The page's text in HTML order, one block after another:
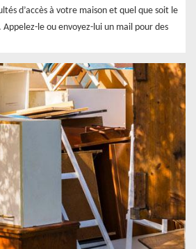
d’accès à votre maison et quel que soit le
Appelez-le ou envoyez-lui un mail pour des